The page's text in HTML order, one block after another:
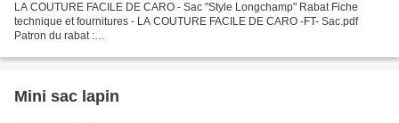
LA COUTURE FACILE DE CARO - Sac "Style Longchamp" Rabat Fiche
technique et fournitures - LA COUTURE FACILE DE CARO -FT- Sac.pdf
Patron du rabat :
de%20plage.pdf?dl=0 Tuto couture pour réaliser...
Mini sac lapin